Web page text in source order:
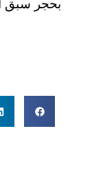
بحجر سبق